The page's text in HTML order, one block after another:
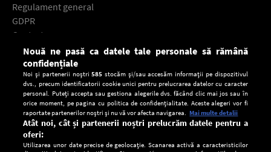
Regulament general
GDPR
Contact
Descarcă gratuit aplicaţia Europa FM pentru smartphone:
Nouă ne pasă ca datele tale personale să rămână
confidențiale
Noi și partenerii noștri585 stocăm și/sau accesăm informații pe dispozitivul
dvs., precum identificatorii cookie unici pentru prelucrarea datelor cu caracter
personal. Puteți accepta sau gestiona alegerile dvs. făcând clic mai jos sau în
orice moment, pe pagina cu politica de confidențialitate. Aceste alegeri vor fi
raportate partenerilor noștri și nu vă vor afecta navigarea. Mai multe detalii
Atât noi, cât și partenerii noștri prelucrăm datele pentru a
oferi:
Utilizarea unor date precise de geolocație. Scanarea activă a caracteristicilor